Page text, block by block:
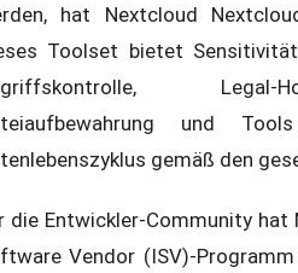
hat Nextcloud
Toolset bietet
Legal-
und
gemäß den
die Entwickler-Community hat
Vendor (ISV)-